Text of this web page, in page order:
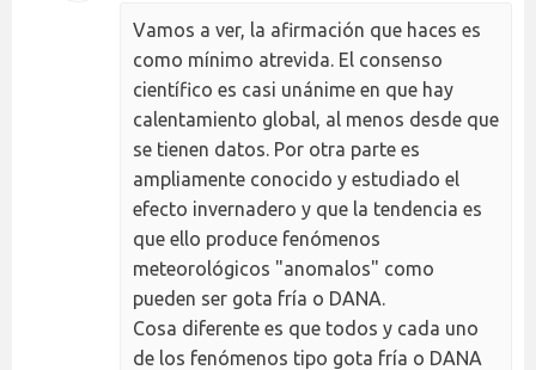
Vamos a ver, la afirmación que haces es
como mínimo atrevida. El consenso
científico es casi unánime en que hay
calentamiento global, al menos desde que
se tienen datos. Por otra parte es
ampliamente conocido y estudiado el
efecto invernadero y que la tendencia es
que ello produce fenómenos
meteorológicos "anomalos" como
pueden ser gota fría o DANA.
Cosa diferente es que todos y cada uno
de los fenómenos tipo gota fría o DANA